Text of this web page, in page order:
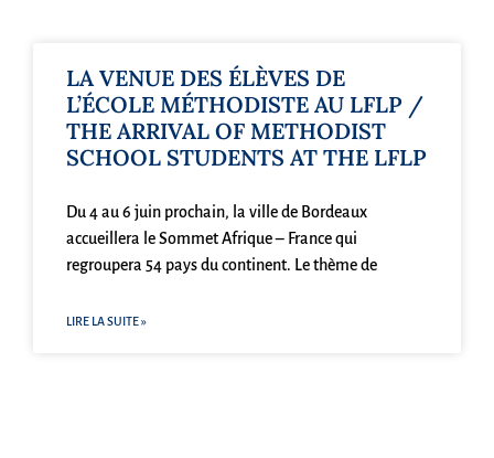
LA VENUE DES ÉLÈVES DE
L’ÉCOLE MÉTHODISTE AU LFLP /
THE ARRIVAL OF METHODIST
SCHOOL STUDENTS AT THE LFLP
Du 4 au 6 juin prochain, la ville de Bordeaux
accueillera le Sommet Afrique – France qui
regroupera 54 pays du continent. Le thème de
LIRE LA SUITE »